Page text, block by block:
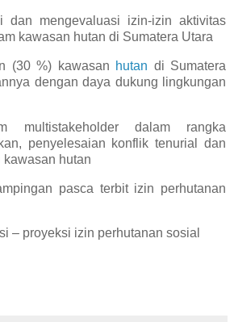
dan mengevaluasi izin-izin aktivitas
kawasan hutan di Sumatera Utara
(30 %) kawasan hutan di Sumatera
dengan daya dukung lingkungan
multistakeholder dalam rangka
penyelesaian konflik tenurial dan
hutan
pasca terbit izin perhutanan
– proyeksi izin perhutanan sosial